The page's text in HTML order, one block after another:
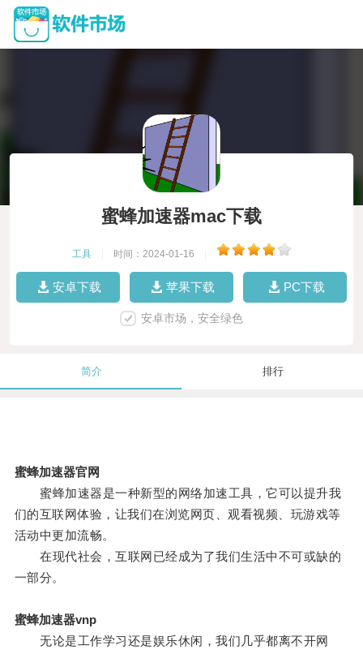
蜜蜂加速器mac下载
工具 时间：2024-01-16
安卓下载 苹果下载 PC下载
安卓市场，安全绿色
简介 排行
蜜蜂加速器官网
蜜蜂加速器是一种新型的网络加速工具，它可以提升我
们的互联网体验，让我们在浏览网页、观看视频、玩游戏等
活动中更加流畅。
在现代社会，互联网已经成为了我们生活中不可或缺的
一部分。
蜜蜂加速器vnp
无论是工作学习还是娱乐休闲，我们几乎都离不开网